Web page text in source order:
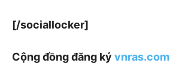
[/sociallocker]
Cộng đồng đăng ký vnras.com